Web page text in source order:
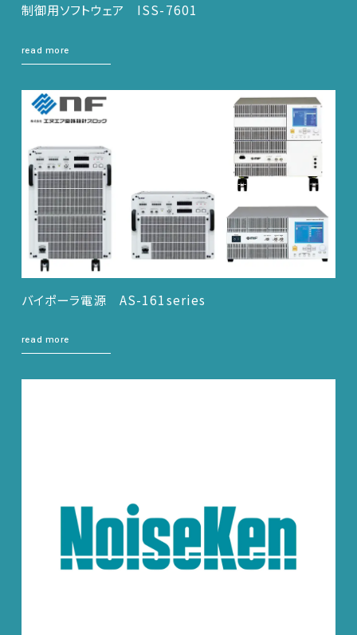
制御用ソフトウェア ISS-7601
read more
バイポーラ電源 AS-161series
read more